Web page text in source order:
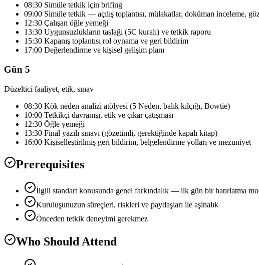
08:30 Simüle tetkik için brifing
09:00 Simüle tetkik — açılış toplantısı, mülakatlar, doküman inceleme,
12:30 Çalışan öğle yemeği
13:30 Uygunsuzlukların taslağı (5C kuralı) ve tetkik raporu
15:30 Kapanış toplantısı rol oynama ve geri bildirim
17:00 Değerlendirme ve kişisel gelişim planı
Gün 5
Düzeltici faaliyet, etik, sınav
08:30 Kök neden analizi atölyesi (5 Neden, balık kılçığı, Bowtie)
10:00 Tetkikçi davranışı, etik ve çıkar çatışması
12:30 Öğle yemeği
13:30 Final yazılı sınavı (gözetimli, gerektiğinde kapalı kitap)
16:00 Kişiselleştirilmiş geri bildirim, belgelendirme yolları ve mezuniyet
Prerequisites
İlgili standart konusunda genel farkındalık — ilk gün bir hatırlatma
Kuruluşunuzun süreçleri, riskleri ve paydaşları ile aşinalık
Önceden tetkik deneyimi gerekmez
Who Should Attend